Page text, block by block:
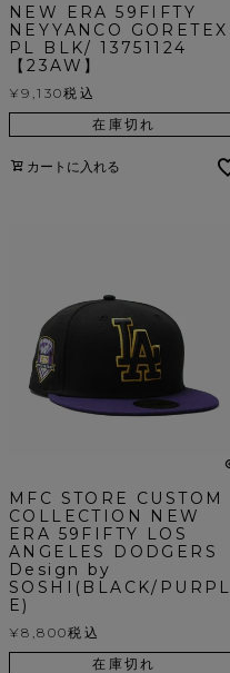
NEW ERA 59FIFTY
NEYYANCO GORETEX
PL BLK/ 13751124
【23AW】
¥9,130税込
在庫切れ
カートに入れる
MFC STORE CUSTOM
COLLECTION NEW
ERA 59FIFTY LOS
ANGELES DODGERS
Design by
SOSHI(BLACK/PURPL
E)
¥8,800税込
在庫切れ